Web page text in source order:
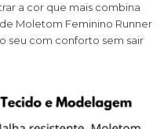
a cor que mais combina
Moletom Feminino Runner
seu com conforto sem sair